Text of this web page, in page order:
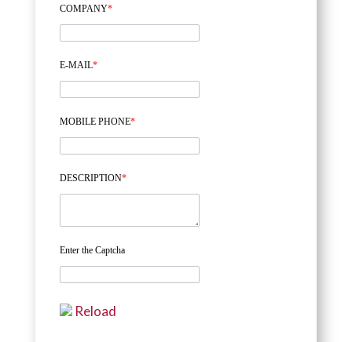
COMPANY*
E-MAIL*
MOBILE PHONE*
DESCRIPTION*
Enter the Captcha
Reload